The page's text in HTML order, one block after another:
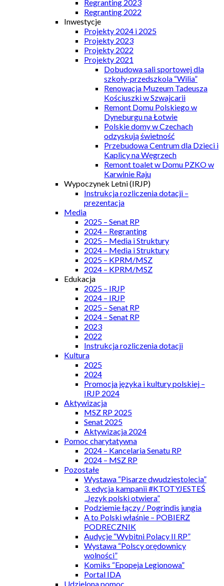
Regranting 2023
Regranting 2022
Inwestycje
Projekty 2024 i 2025
Projekty 2023
Projekty 2022
Projekty 2021
Dobudowa sali sportowej dla
szkoły-przedszkola “Wilia”
Renowacja Muzeum Tadeusza
Kościuszki w Szwajcarii
Remont Domu Polskiego w
Dyneburgu na Łotwie
Polskie domy w Czechach
odzyskują świetność
Przebudowa Centrum dla Dzieci i
Kaplicy na Węgrzech
Remont toalet w Domu PZKO w
Karwinie Raju
Wypoczynek Letni (IRJP)
Instrukcja rozliczenia dotacji –
prezentacja
Media
2025 – Senat RP
2024 – Regranting
2025 – Media i Struktury
2024 – Media i Struktury
2025 – KPRM/MSZ
2024 – KPRM/MSZ
Edukacja
2025 – IRJP
2024 – IRJP
2025 – Senat RP
2024 – Senat RP
2023
2022
Instrukcja rozliczenia dotacji
Kultura
2025
2024
Promocja języka i kultury polskiej –
IRJP 2024
Aktywizacja
MSZ RP 2025
Senat 2025
Aktywizacja 2024
Pomoc charytatywna
2024 – Kancelaria Senatu RP
2024 – MSZ RP
Pozostałe
Wystawa “Pisarze dwudziestolecia”
3. edycja kampanii #KTOTYJESTEŚ
„Język polski otwiera”
Podziemie łączy / Pogrindis jungia
A to Polski właśnie – POBIERZ
PODRECZNIK
Audycje “Wybitni Polacy II RP”
Wystawa “Polscy orędownicy
wolności”
Komiks “Epopeja Legionowa”
Portal IDA
Udzielona pomoc